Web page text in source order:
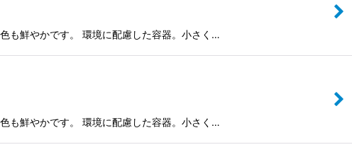
も鮮やかです。 環境に配慮した容器。小さく…
も鮮やかです。 環境に配慮した容器。小さく…